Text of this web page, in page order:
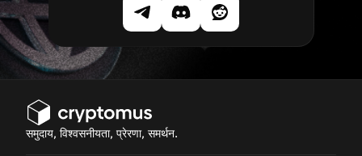
समुदाय, विश्वसनीयता, प्रेरणा, समर्थन.